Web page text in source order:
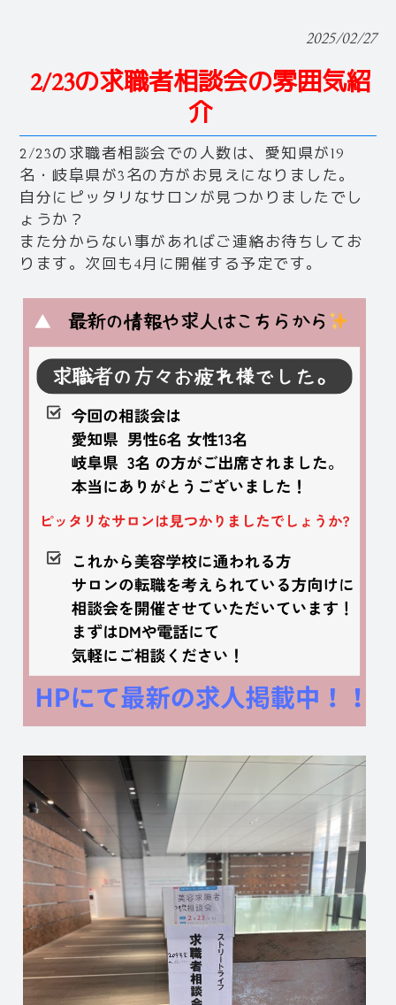
2025/02/27
2/23の求職者相談会の雰囲気紹
介
2/23の求職者相談会での人数は、愛知県が19
名・岐阜県が3名の方がお見えになりました。
自分にピッタリなサロンが見つかりましたでし
ょうか？
また分からない事があればご連絡お待ちしてお
ります。次回も4月に開催する予定です。